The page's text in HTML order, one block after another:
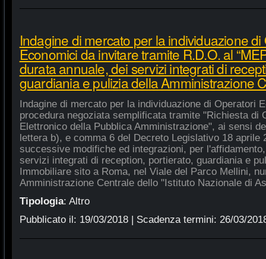
Indagine di mercato per la individuazione
Economici da invitare tramite R.D.O. al
durata annuale, dei servizi integrati di
guardiania e pulizia della Amministrazione
Indagine di mercato per la individuazione di Operatori
procedura negoziata semplificata tramite "Richiesta di
Elettronico della Pubblica Amministrazione", ai sensi
lettera b), e comma 6 del Decreto Legislativo 18 aprile
successive modifiche ed integrazioni, per
servizi integrati di reception, portierato, guardiania e
Immobiliare sito a Roma, nel Viale del Parco Mellini,
Amministrazione Centrale dello "Istituto Nazionale di
Tipologia: Altro
Pubblicato il: 19/03/2018| Scadenza termini: 26/03/